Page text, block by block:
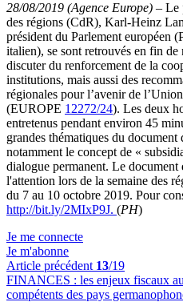
28/08/2019 (Agence Europe) – Le
des régions (CdR), Karl-Heinz
président du Parlement européen
italien), se sont retrouvés en fin
discuter du renforcement de la
institutions, mais aussi des
régionales pour l’avenir de
(EUROPE 12272/24). Les deux
entretenus pendant environ 45
grandes thématiques du
notamment le concept de «
dialogue permanent. Le document
l'attention lors de la semaine des
du 7 au 10 octobre 2019. Pour
http://bit.ly/2MIxP9J. (PH)
Je me connecte
Je m'abonne
Article précédent 13/19
FINANCES : les enjeux fiscaux
compétents des pays